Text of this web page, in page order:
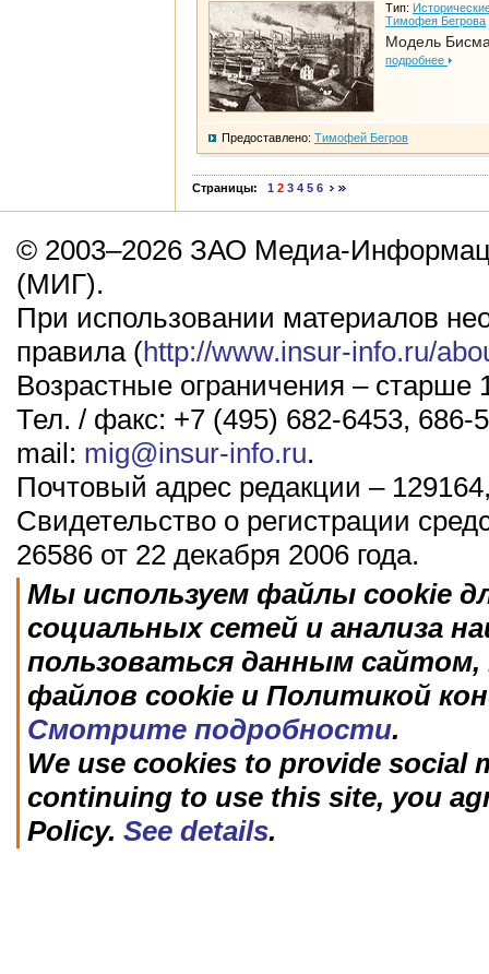
Тип:
Тимофея Бегрова
Модель
подробнее
Предоставлено: Тимофей Бегров
Страницы: 1 2 3 4 5 6
© 2003–2026 ЗАО Медиа-
(МИГ).
При использовании материалов
правила (http://www.insur-info.ru/
Возрастные ограничения – старше
Тел. / факс: +7 (495) 682-6453, 686-
mail: mig@insur-info.ru.
Почтовый адрес редакции –
Свидетельство о регистрации
26586 от 22 декабря 2006 года.
Мы используем файлы cookie
социальных сетей и анализа
пользоваться данным
файлов cookie и Политикой
Смотрите подробности.
We use cookies to provide social
continuing to use this site, you
Policy. See details.